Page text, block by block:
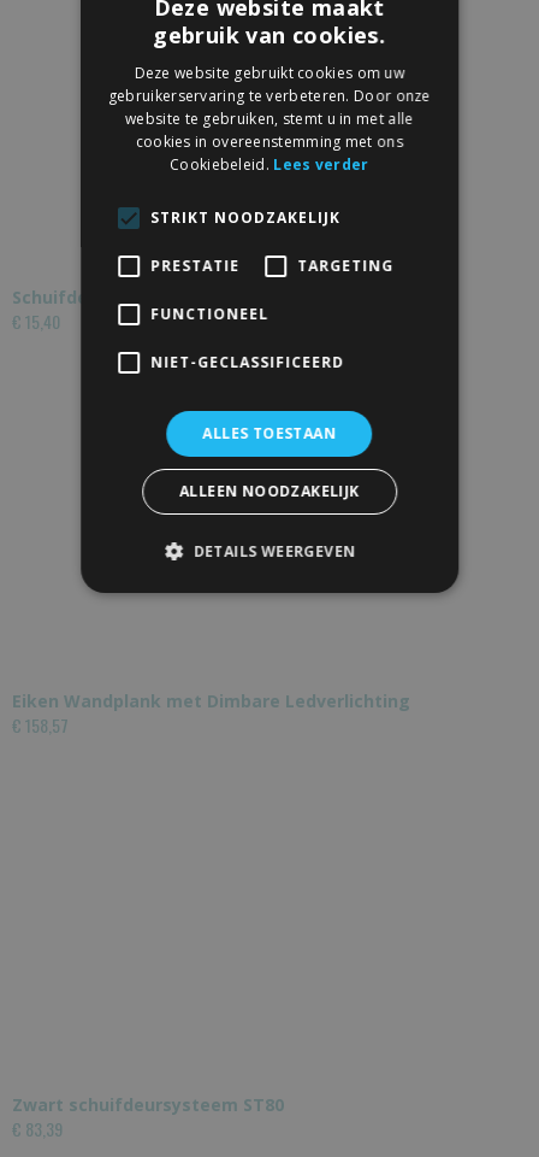
Schuifdeurslot Rvs
€ 15,40
Eiken Wandplank met Dimbare Ledverlichting
€ 158,57
Zwart schuifdeursysteem ST80
€ 83,39
Deze website maakt
gebruik van cookies.
Deze website gebruikt cookies om uw
gebruikerservaring te verbeteren. Door onze
website te gebruiken, stemt u in met alle
cookies in overeenstemming met ons
Cookiebeleid. Lees verder
STRIKT NOODZAKELIJK
PRESTATIE TARGETING
FUNCTIONEEL
NIET-GECLASSIFICEERD
ALLES TOESTAAN
ALLEEN NOODZAKELIJK
DETAILS WEERGEVEN